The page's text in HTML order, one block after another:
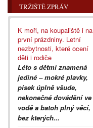
TRŽIŠTĚ ZPRÁV
K moři, na koupaliště i na
první prázdniny. Letní
nezbytnosti, které ocení
děti i rodiče
Léto s dětmi znamená
jediné – mokré plavky,
písek úplně všude,
nekonečné dovádění ve
vodě a batoh plný věcí,
bez kterých...